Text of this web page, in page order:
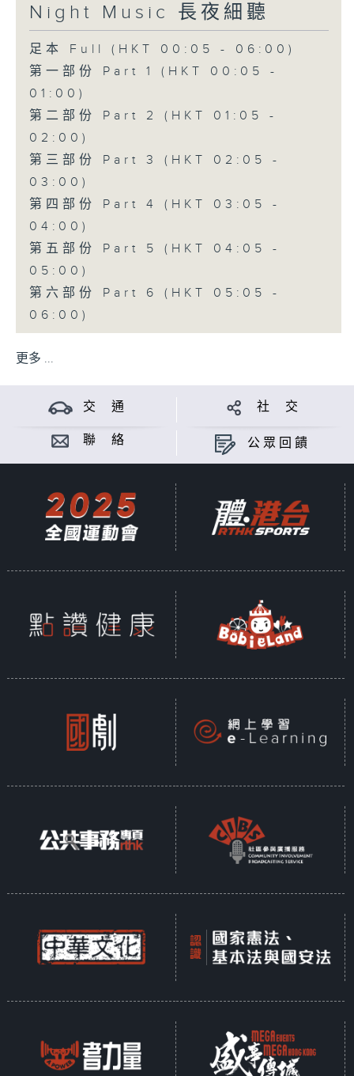
Night Music 長夜細聽
足本 Full (HKT 00:05 - 06:00)
第一部份 Part 1 (HKT 00:05 -
01:00)
第二部份 Part 2 (HKT 01:05 -
02:00)
第三部份 Part 3 (HKT 02:05 -
03:00)
第四部份 Part 4 (HKT 03:05 -
04:00)
第五部份 Part 5 (HKT 04:05 -
05:00)
第六部份 Part 6 (HKT 05:05 -
06:00)
更多 ...
交 通 社 交
聯 絡 公眾回饋